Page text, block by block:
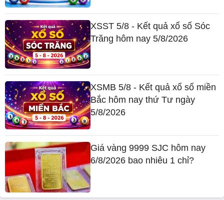
XSST 5/8 - Kết quả xổ số Sóc
Trăng hôm nay 5/8/2026
XSMB 5/8 - Kết quả xổ số miền
Bắc hôm nay thứ Tư ngày
5/8/2026
Giá vàng 9999 SJC hôm nay
6/8/2026 bao nhiêu 1 chỉ?